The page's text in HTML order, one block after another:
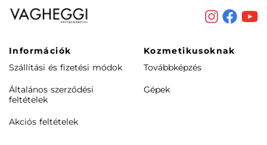
Információk
Szállítási és fizetési módok
Általános szerződési
feltételek
Akciós feltételek
Kozmetikusoknak
Továbbképzés
Gépek